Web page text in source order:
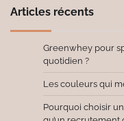
Articles récents
Greenwhey pour
quotidien ?
Les couleurs qui
Pourquoi choisir